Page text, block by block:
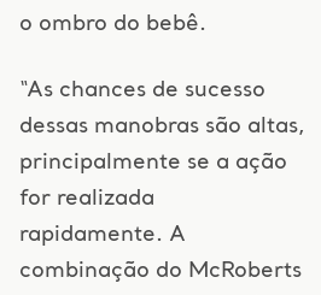
o ombro do bebê.
“As chances de sucesso
dessas manobras são altas,
principalmente se a ação
for realizada
rapidamente. A
combinação do McRoberts